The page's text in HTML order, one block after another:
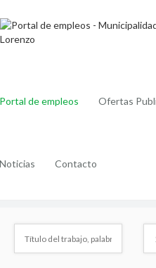
Portal de empleos Ofertas
Noticias Contacto